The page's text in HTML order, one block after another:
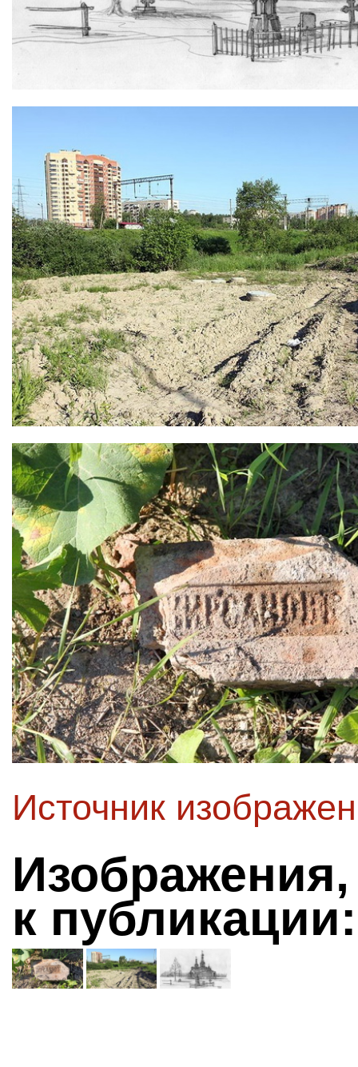
Источник
к публикации: